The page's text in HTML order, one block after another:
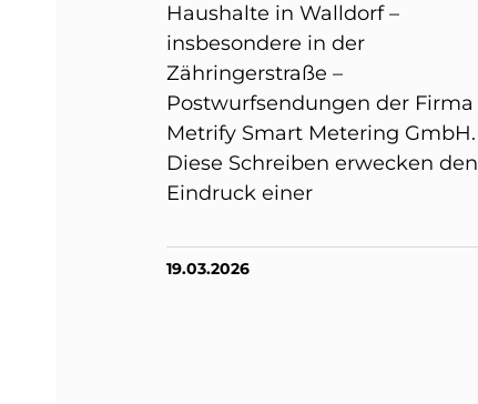
Haushalte in Walldorf –
insbesondere in der
Zähringerstraße –
Postwurfsendungen der Firma
Metrify Smart Metering GmbH.
Diese Schreiben erwecken den
Eindruck einer
19.03.2026